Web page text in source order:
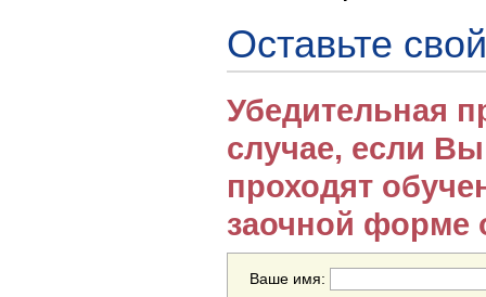
Оставьте
Убедительная
случае, если
проходят
заочной форме
Ваше имя: